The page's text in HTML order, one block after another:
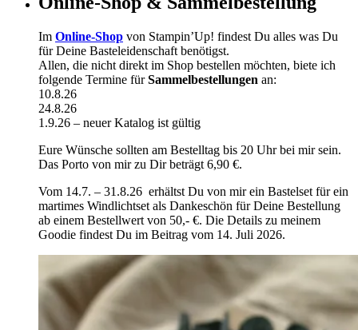
Im Online-Shop von Stampin’Up! findest Du alles was Du
für Deine Basteleidenschaft benötigst.
Allen, die nicht direkt im Shop bestellen möchten, biete ich
folgende Termine fürSammelbestellungen an:
10.8.26
24.8.26
1.9.26 – neuer Katalog ist gültig
Eure Wünsche sollten am Bestelltag bis 20 Uhr bei mir sein.
Das Porto von mir zu Dir beträgt 6,90 €.
Vom 14.7. – 31.8.26 erhältst Du von mir ein Bastelset für ein
martimes Windlichtset als Dankeschön für Deine Bestellung
ab einem Bestellwert von 50,- €. Die Details zu meinem
Goodie findest Du im Beitrag vom 14. Juli 2026.